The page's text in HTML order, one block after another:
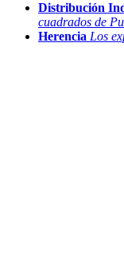
Distribución
cuadrados de
Herencia Los